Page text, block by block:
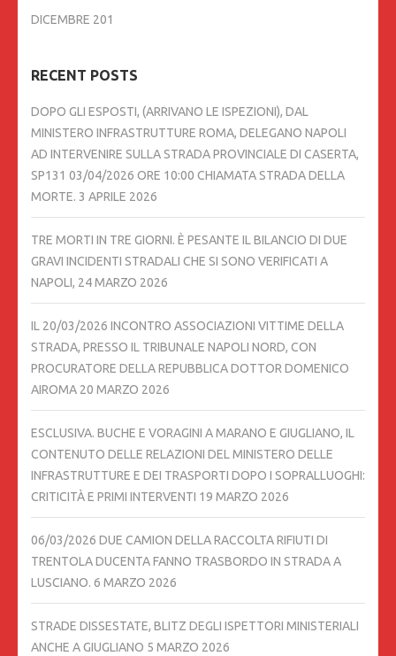
DICEMBRE 201
RECENT POSTS
DOPO GLI ESPOSTI, (ARRIVANO LE ISPEZIONI), DAL
MINISTERO INFRASTRUTTURE ROMA, DELEGANO NAPOLI
AD INTERVENIRE SULLA STRADA PROVINCIALE DI CASERTA,
SP131 03/04/2026 ORE 10:00 CHIAMATA STRADA DELLA
MORTE. 3 APRILE 2026
TRE MORTI IN TRE GIORNI. È PESANTE IL BILANCIO DI DUE
GRAVI INCIDENTI STRADALI CHE SI SONO VERIFICATI A
NAPOLI, 24 MARZO 2026
IL 20/03/2026 INCONTRO ASSOCIAZIONI VITTIME DELLA
STRADA, PRESSO IL TRIBUNALE NAPOLI NORD, CON
PROCURATORE DELLA REPUBBLICA DOTTOR DOMENICO
AIROMA 20 MARZO 2026
ESCLUSIVA. BUCHE E VORAGINI A MARANO E GIUGLIANO, IL
CONTENUTO DELLE RELAZIONI DEL MINISTERO DELLE
INFRASTRUTTURE E DEI TRASPORTI DOPO I SOPRALLUOGHI:
CRITICITÀ E PRIMI INTERVENTI 19 MARZO 2026
06/03/2026 DUE CAMION DELLA RACCOLTA RIFIUTI DI
TRENTOLA DUCENTA FANNO TRASBORDO IN STRADA A
LUSCIANO. 6 MARZO 2026
STRADE DISSESTATE, BLITZ DEGLI ISPETTORI MINISTERIALI
ANCHE A GIUGLIANO 5 MARZO 2026